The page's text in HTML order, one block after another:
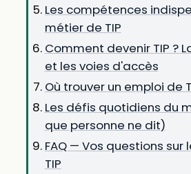
Les compétences
métier de TIP
Comment devenir TIP ?
et les voies d'accès
Où trouver un emploi de
Les défis quotidiens du
que personne ne dit)
FAQ — Vos questions sur
TIP